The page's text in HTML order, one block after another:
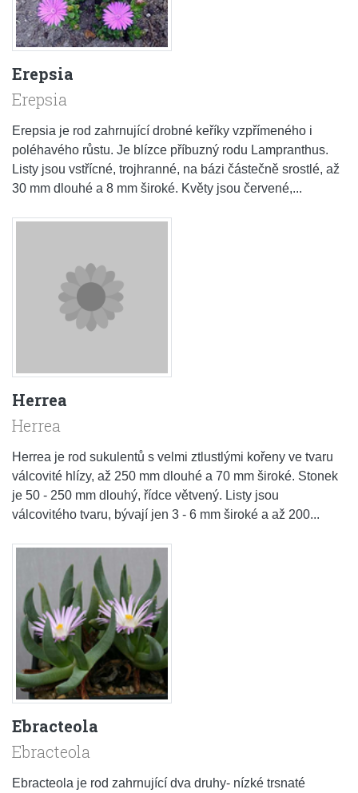
Erepsia
Erepsia
Erepsia je rod zahrnující drobné keříky vzpřímeného i
poléhavého růstu. Je blízce příbuzný rodu Lampranthus.
Listy jsou vstřícné, trojhranné, na bázi částečně srostlé, až
30 mm dlouhé a 8 mm široké. Květy jsou červené,...
Herrea
Herrea
Herrea je rod sukulentů s velmi ztlustlými kořeny ve tvaru
válcovité hlízy, až 250 mm dlouhé a 70 mm široké. Stonek
je 50 - 250 mm dlouhý, řídce větvený. Listy jsou
válcovitého tvaru, bývají jen 3 - 6 mm široké a až 200...
Ebracteola
Ebracteola
Ebracteola je rod zahrnující dva druhy- nízké trsnaté